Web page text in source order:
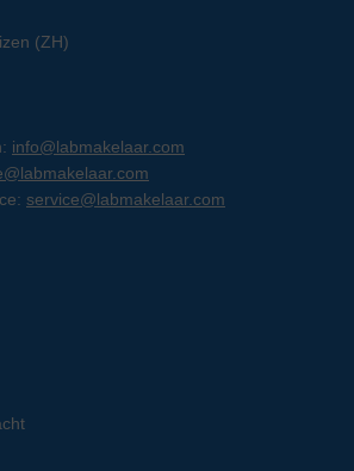
(ZH)
info@labmakelaar.com
service@labmakelaar.com